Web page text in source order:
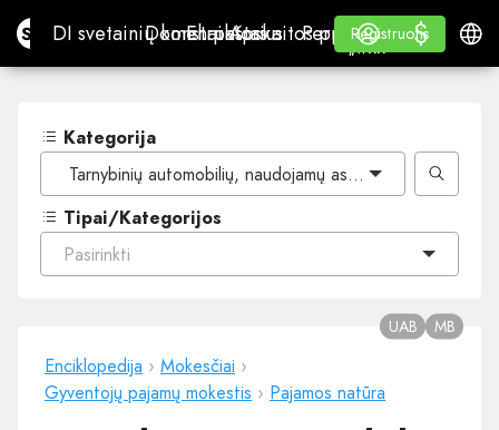
Site.proDI svetainių konstruktorius
DI svetainių konstruktorius
Domenai
DomenaiEl. paštas
El. paštasApskaitos programa
Apskaitos programa
Perpardavėjams
„WHITE LABEL“
Mokymasis
Mokymasis
Registruotis
Registruotis
Prisijungti
$
$
Kategorija
Tarnybinių automobilių, naudojamų asmeniniais tikslais,
Tipai/Kategorijos
Pasirinkti
Enciklopedija › Mokesčiai ›
Gyventojų pajamų mokestis › Pajamos natūra
UAB MB